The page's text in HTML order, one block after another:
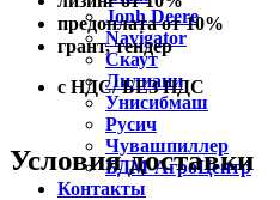
Jonh Deere
Navigator
Скаут
Лилиани
Унисибмаш
Русич
Чувашпиллер
БДМ-АгроЦентр
Контакты
предоплата от 10%
грант, тендер
с НДС/ БЕЗ НДС
Условия доставки